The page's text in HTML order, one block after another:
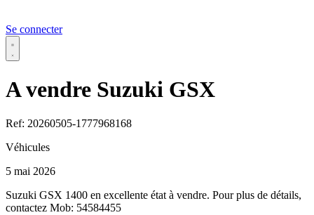
Se connecter
A vendre Suzuki GSX
Ref: 20260505-1777968168
Véhicules
5 mai 2026
Suzuki GSX 1400 en excellente état à vendre. Pour plus de détails,
contactez Mob: 54584455